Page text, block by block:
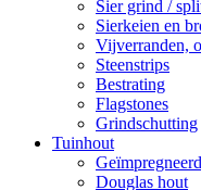
Sier grind /
Sierkeien en
Vijverranden,
Steenstrips
Bestrating
Flagstones
Grindschutting
Tuinhout
Douglas hout